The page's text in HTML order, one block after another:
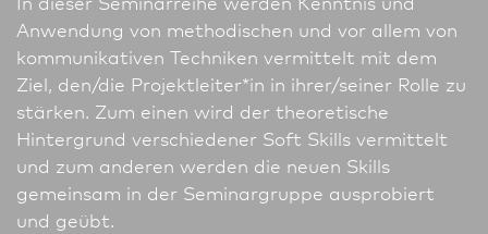
Anwendung von methodischen und vor allem von
kommunikativen Techniken vermittelt mit dem
Ziel, den/die Projektleiter*in in ihrer/seiner Rolle zu
stärken. Zum einen wird der theoretische
Hintergrund verschiedener Soft Skills vermittelt
und zum anderen werden die neuen Skills
gemeinsam in der Seminargruppe ausprobiert
und geübt.